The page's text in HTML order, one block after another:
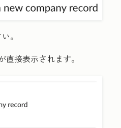
。
接表示されます。